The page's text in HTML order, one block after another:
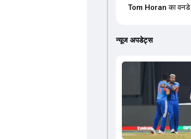
Tom Horan का वनडे
न्यूज अपडेट्स